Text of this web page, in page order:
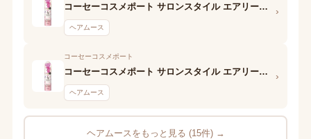
コーセーコスメポート サロンスタイル エアリーホイップワックス (ふんわりウェーブ)
ヘアムース
›
コーセーコスメポート
コーセーコスメポート サロンスタイル エアリーホイップワックス (ふわゆるストレート)
ヘアムース
›
ヘアムースをもっと見る (15件) →